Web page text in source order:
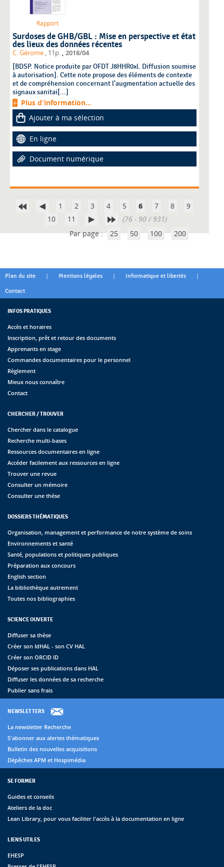
Rapport
Surdoses de GHB/GBL : Mise en perspective et état
des lieux des données récentes
C. Gérome , 11p. 2018/04
[BDSP. Notice produite par OFDT J8HHR0xl. Diffusion soumise
à autorisation]. Cette note propose des éléments de contexte
et de compréhension concernant l'augmentation actuelle des
signaux sanitai[...]
Plus d'information...
Ajouter à ma sélection
En ligne
Document numérique
1 2 3 4 5 6 7 8
9
10
11
(76 - 90 / 931)
Par page : 25 50 100 200
Plan du site | Mentions légales | Informatique et libertés |
Contact
INFOS PRATIQUES
Accès et horaires
Inscription, prêt et retour des documents
Apprenants en stage
Commandes documentaires pour le personnel
Règlement
Mieux nous connaître
Contact
CHERCHER / TROUVER
Chercher dans le catalogue
Recherche multi-bases
Ressources documentaires en ligne
Accéder facilement aux ressources en ligne
Trouver une revue
Consulter un mémoire
Consulter une thèse
DOSSIERS THÉMATIQUES
Organisation, management et performance de notre système de soins
Environnements et santé
Santé, populations et politiques publiques
Préparation aux concours
English section
La bibliothèque autrement
Toutes nos bibliographies
SCIENCE OUVERTE
Diffuser sa thèse
Créer son IdHAL - son CV HAL
Créer son ORCID ID
Déposer ses publications dans HAL
Diffuser les données de sa recherche
Publier sans frais
NEWSLETTERS
La newsletter Recherche
S'abonner aux alertes thématiques
Bulletin des nouvelles acquisitions
Dépêches APM et Hospimédia
SE FORMER
Guides et conseils
Ateliers de la doc
Lean Library, pour vous faciliter l'accès à la documentation en ligne
LIENS UTILES
EHESP